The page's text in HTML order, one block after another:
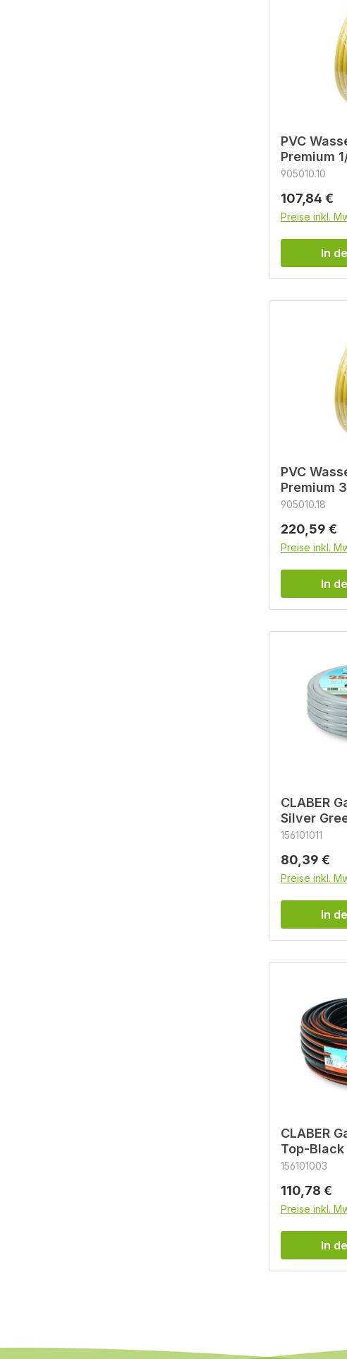
PVC
Premium
905010.10
Regulärer
107,84 €
Preise inkl.
In
PVC
Premium
905010.18
Regulärer
220,59 €
Preise inkl.
In
CLABER
Silver
156101011
Regulärer
80,39 €
Preise inkl.
In
CLABER
Top-
156101003
Regulärer
110,78 €
Preise inkl.
In